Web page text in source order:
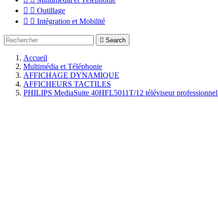
  Outillage
  Intégration et Mobilité
 Search
Accueil
Multimédia et Téléphonie
AFFICHAGE DYNAMIQUE
AFFICHEURS TACTILES
PHILIPS MediaSuite 40HFL5011T/12 téléviseur